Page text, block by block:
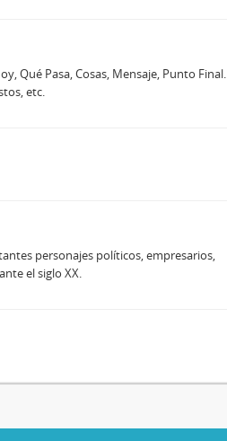
Qué Pasa, Cosas, Mensaje, Punto Final.
etc.
personajes políticos, empresarios,
el siglo XX.